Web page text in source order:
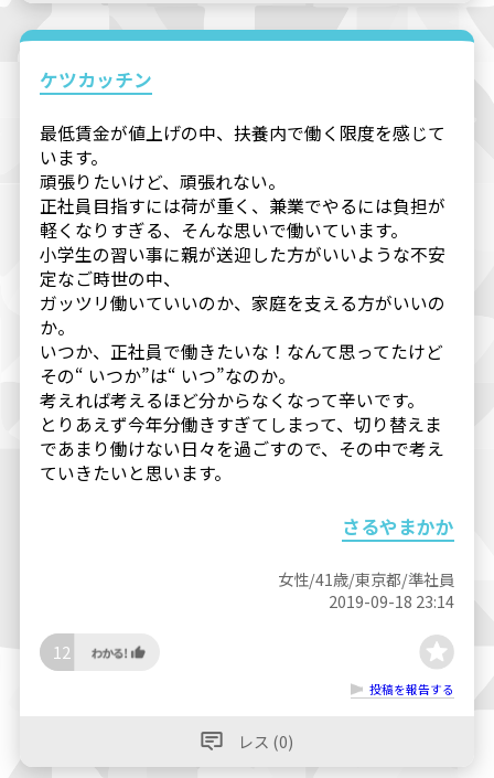
ケツカッチン
最低賃金が値上げの中、扶養内で働く限度を感じて
います。
頑張りたいけど、頑張れない。
正社員目指すには荷が重く、兼業でやるには負担が
軽くなりすぎる、そんな思いで働いています。
小学生の習い事に親が送迎した方がいいような不安
定なご時世の中、
ガッツリ働いていいのか、家庭を支える方がいいの
か。
いつか、正社員で働きたいな！なんて思ってたけど
その“ いつか”は“ いつ”なのか。
考えれば考えるほど分からなくなって辛いです。
とりあえず今年分働きすぎてしまって、切り替えま
であまり働けない日々を過ごすので、その中で考え
ていきたいと思います。
さるやまかか
女性/41歳/東京都/準社員
2019-09-18 23:14
12
投稿を報告する
レス (0)